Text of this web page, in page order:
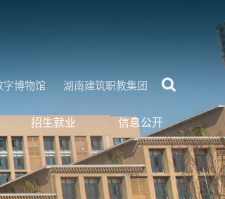
字博物馆 湖南建筑职教集团
招生就业 信息公开